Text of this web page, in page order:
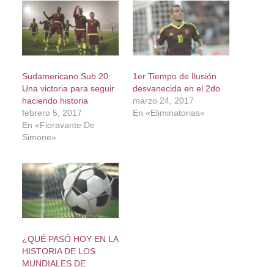
Sudamericano Sub 20:
Una victoria para seguir
haciendo historia
febrero 5, 2017
En «Fioravante De
Simone»
1er Tiempo de Ilusión
desvanecida en el 2do
marzo 24, 2017
En «Eliminatorias»
¿QUÉ PASÓ HOY EN LA
HISTORIA DE LOS
MUNDIALES DE